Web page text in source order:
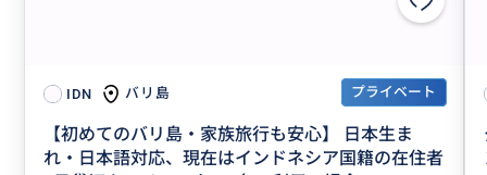
IDN バリ島 プライベート
【初めてのバリ島・家族旅行も安心】 日本生ま
れ・日本語対応、現在はインドネシア国籍の在住者